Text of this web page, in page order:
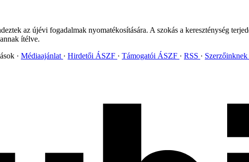
az újévi fogadalmak nyomatékosítására. A szokás a kereszténység
ítélve.
Médiaajánlat Hirdetői ÁSZF Támogatói ÁSZF RSS Szerzőinknek